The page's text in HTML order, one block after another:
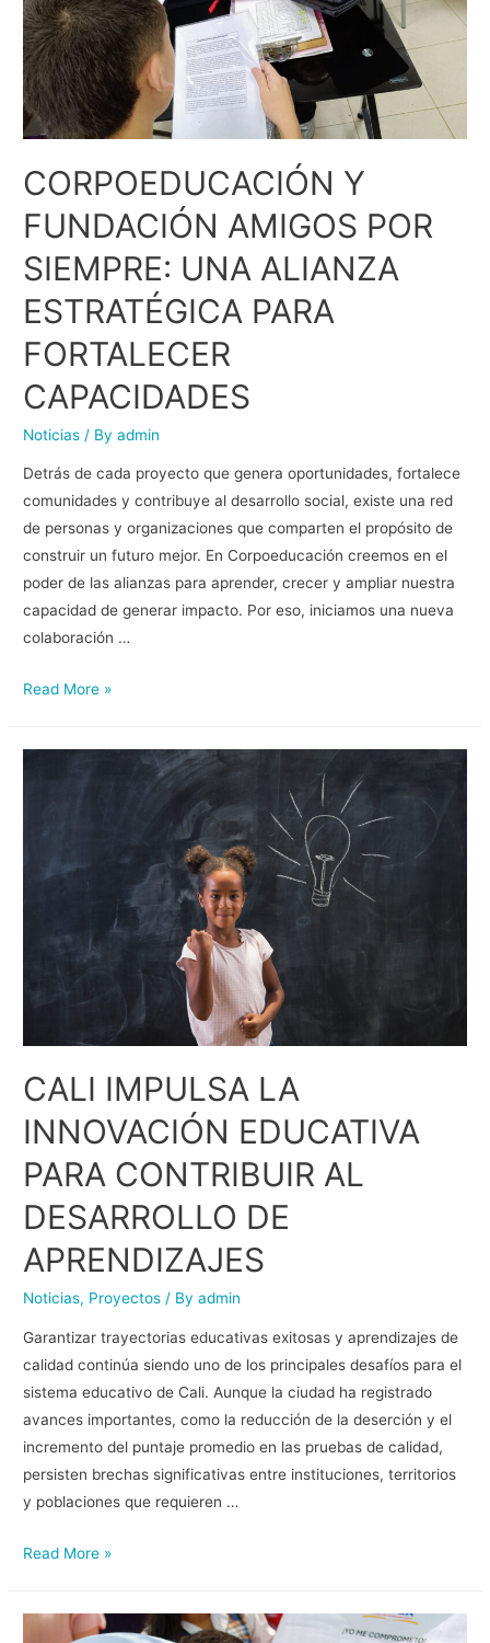
CORPOEDUCACIÓN Y
FUNDACIÓN AMIGOS POR
SIEMPRE: UNA ALIANZA
ESTRATÉGICA PARA
FORTALECER
CAPACIDADES
Noticias / Byadmin
Detrás de cada proyecto que genera oportunidades, fortalece
comunidades y contribuye al desarrollo social, existe una red
de personas y organizaciones que comparten el propósito de
construir un futuro mejor. En Corpoeducación creemos en el
poder de las alianzas para aprender, crecer y ampliar nuestra
capacidad de generar impacto. Por eso, iniciamos una nueva
colaboración …
Read More »
CALI IMPULSA LA
INNOVACIÓN EDUCATIVA
PARA CONTRIBUIR AL
DESARROLLO DE
APRENDIZAJES
Noticias, Proyectos / Byadmin
Garantizar trayectorias educativas exitosas y aprendizajes de
calidad continúa siendo uno de los principales desafíos para el
sistema educativo de Cali. Aunque la ciudad ha registrado
avances importantes, como la reducción de la deserción y el
incremento del puntaje promedio en las pruebas de calidad,
persisten brechas significativas entre instituciones, territorios
y poblaciones que requieren …
Read More »